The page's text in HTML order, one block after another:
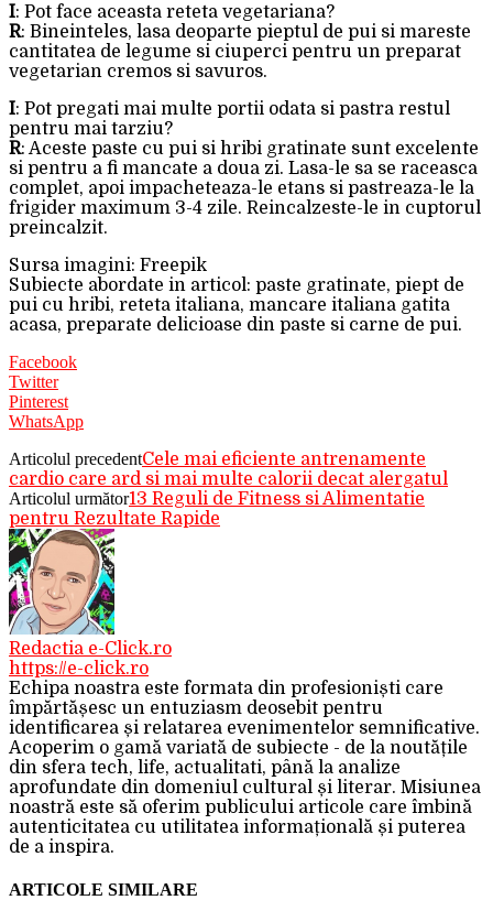
I: Pot face aceasta reteta vegetariana?
R: Bineinteles, lasa deoparte pieptul de pui si mareste
cantitatea de legume si ciuperci pentru un preparat
vegetarian cremos si savuros.
I: Pot pregati mai multe portii odata si pastra restul
pentru mai tarziu?
R: Aceste paste cu pui si hribi gratinate sunt excelente
si pentru a fi mancate a doua zi. Lasa-le sa se raceasca
complet, apoi impacheteaza-le etans si pastreaza-le la
frigider maximum 3-4 zile. Reincalzeste-le in cuptorul
preincalzit.
Sursa imagini: Freepik
Subiecte abordate in articol: paste gratinate, piept de
pui cu hribi, reteta italiana, mancare italiana gatita
acasa, preparate delicioase din paste si carne de pui.
Facebook
Twitter
Pinterest
WhatsApp
Articolul precedentCele mai eficiente antrenamente
cardio care ard si mai multe calorii decat alergatul
Articolul următor13 Reguli de Fitness si Alimentatie
pentru Rezultate Rapide
Redactia e-Click.ro
https://e-click.ro
Echipa noastra este formata din profesioniști care
împărtășesc un entuziasm deosebit pentru
identificarea și relatarea evenimentelor semnificative.
Acoperim o gamă variată de subiecte - de la noutățile
din sfera tech, life, actualitati, până la analize
aprofundate din domeniul cultural și literar. Misiunea
noastră este să oferim publicului articole care îmbină
autenticitatea cu utilitatea informațională și puterea
de a inspira.
ARTICOLE SIMILARE